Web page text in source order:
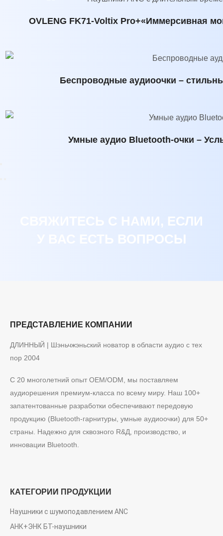
OVLENG FK71-Voltix Pro+«Иммерсивная
Беспроводные аудиоочки –
Умные аудио Bluetooth-очки –
СВЯЖИТЕСЬ С НАМИ, ЕСЛИ
У ВАС ЕСТЬ ВОПРОСЫ
ПРЕДСТАВЛЕНИЕ КОМПАНИИ
ДЛИННЫЙ | Шэньчжэньский новатор в области аудио с тех
пор 2004
С 20 многолетний опыт OEM/ODM, мы поставляем
аудиорешения премиум-класса по всему миру. Наш 100+
запатентованные разработки обеспечивают передовую
продукцию (Bluetooth-гарнитуры, умные аудиоочки) для 50+
страны. Надежно для сквозного R&Д, производство, и
инновации Bluetooth.
КАТЕГОРИИ ПРОДУКЦИИ
Наушники с шумоподавлением ANC
АНК+ЭНК БТ-наушники